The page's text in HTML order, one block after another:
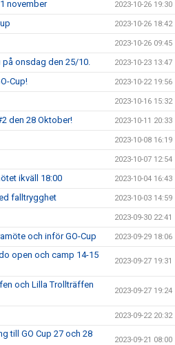
november 2023-10-26 19:30
2023-10-26 18:42
2023-10-26 09:45
på onsdag den 25/10. 2023-10-23 13:47
Cup! 2023-10-22 19:56
2023-10-16 15:32
den 28 Oktober! 2023-10-11 20:33
2023-10-08 16:19
2023-10-07 12:54
ikväll 18:00 2023-10-04 16:43
falltrygghet 2023-10-03 14:59
2023-09-30 22:41
och inför GO-Cup 2023-09-29 18:06
open och camp 14-15
2023-09-27 19:31
och Lilla Trollträffen
2023-09-27 19:24
2023-09-22 20:32
till GO Cup 27 och 28
2023-09-21 08:00